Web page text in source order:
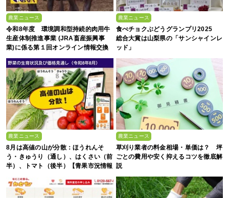
農業ニュース
令和8年度 環境調和型持続的肉用牛
生産体制推進事業 (JRA畜産振興事
業)に係る第１回オンライン情報交換
会
農業ニュース
食べチョクぶどうグランプリ2025
総合大賞は山梨県の「サンシャインレ
ッド」
農業ニュース
8月は高値の山が分散：ほうれんそ
う・きゅうり（通し）、はくさい（前
半）、トマト（後半）【青果市況情報
農業ニュース
草刈り業者の料金相場・単価は？ 坪
ごとの費用や安く抑えるコツを徹底解
説